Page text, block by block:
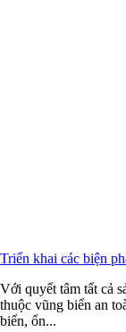
Triển khai các biện
Với quyết tâm tất cả
thuộc vũng biển an
biển, ổn...